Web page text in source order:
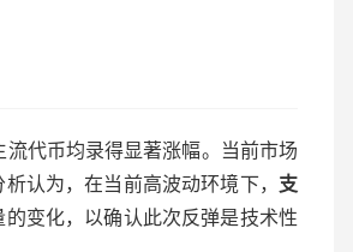
流代币均录得显著涨幅。当前市场
认为，在当前高波动环境下， 支
变化，以确认此次反弹是技术性